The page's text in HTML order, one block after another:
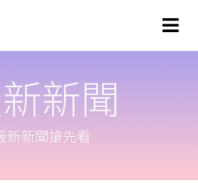
新聞
新新聞搶先看